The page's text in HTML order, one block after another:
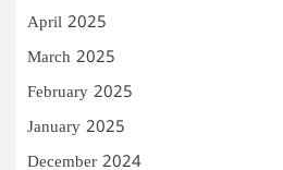
April 2025
March 2025
February 2025
January 2025
December 2024